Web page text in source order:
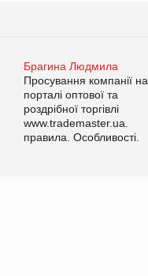
Брагина Людмила
Просування компанії на
порталі оптової та
роздрібної торгівлі
www.trademaster.ua.
правила. Особливості.